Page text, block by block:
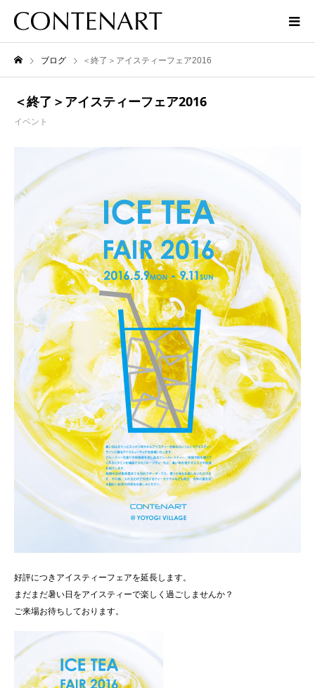
ブログ ＜終了＞アイスティーフェア2016
＜終了＞アイスティーフェア2016
イベント
好評につきアイスティーフェアを延長します。
まだまだ暑い日をアイスティーで楽しく過ごしませんか？
ご来場お待ちしております。